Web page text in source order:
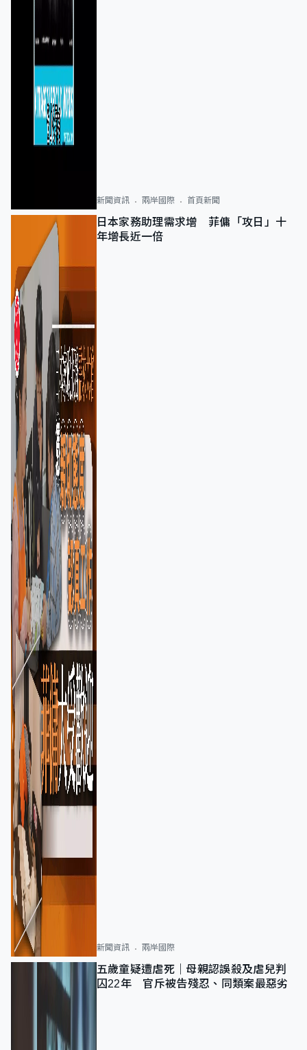
新聞資訊 兩岸國際 首頁新聞
日本家務助理需求增 菲傭「攻日」十
年增長近一倍
新聞資訊 兩岸國際
五歲童疑遭虐死｜母親認誤殺及虐兒判
囚22年 官斥被告殘忍、同類案最惡劣